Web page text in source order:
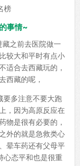
事情~
之前去医院做一
较大和平时有点小
适合去西藏玩的，
西藏的呢，
要多注意不要大跑
，因为高原反应在
物是很有必要的，
外的就是急救类心
晕车药还有父母平
心态平和也是很重